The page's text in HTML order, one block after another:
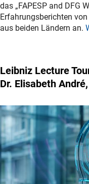
das „FAPESP and DFG
Erfahrungsberichten
aus beiden Ländern an.
Leibniz Lecture
Dr. Elisabeth